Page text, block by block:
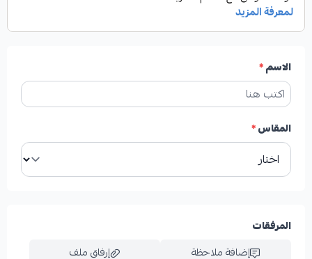
الاسم*
المقاس*
المرفقات
إضافة ملاحظة
إرفاق ملف